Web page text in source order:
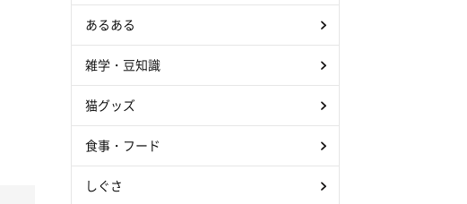
あるある
雑学・豆知識
猫グッズ
食事・フード
しぐさ